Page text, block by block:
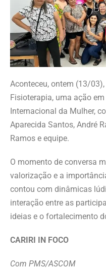
Aconteceu, ontem (13/
Fisioterapia, uma ação
Internacional da Mulher,
Aparecida Santos, André
Ramos e equipe.
O momento de conversa
valorização e a
contou com dinâmicas
interação entre as
ideias e o fortalecimento
CARIRI IN FOCO
Com PMS/ASCOM